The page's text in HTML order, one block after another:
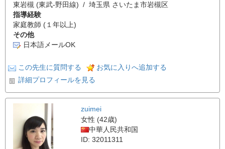
東岩槻 (東武-野田線) / 埼玉県 さいたま市岩槻区
指導経験
家庭教師 (１年以上)
その他
日本語メールOK
この先生に質問する
お気に入りへ追加する
詳細プロフィールを見る
zuimei
女性 (42歳)
中華人民共和国
ID: 32011311